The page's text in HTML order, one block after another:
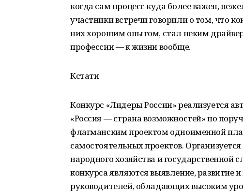
когда сам процесс куда более важен,
участники встречи говорили о том, что
них хорошим опытом, стал неким
профессии — к жизни вообще.
Кстати
Конкурс «Лидеры России» реализуется
«Россия — страна возможностей» по
флагманским проектом одноименной
самостоятельных проектов.
народного хозяйства и
конкурса являются выявление, развитие
руководителей, обладающих высоким